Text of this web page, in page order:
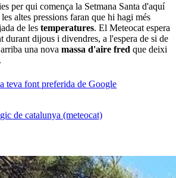
per qui comença la Setmana Santa d'aquí
altes pressions faran que hi hagi més
de les temperatures. El Meteocat espera
durant dijous i divendres, a l'espera de si de
una nova massa d'aire fred que deixi
teva font preferida de Google
de catalunya (meteocat)